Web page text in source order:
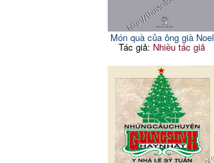
Món quà của ông già Noel
Tác giả: Nhiều tác giả